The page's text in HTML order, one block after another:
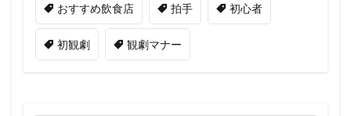
おすすめ飲食店 拍手 初心者
初観劇 観劇マナー